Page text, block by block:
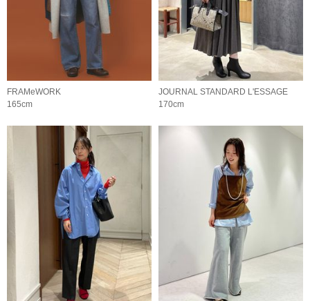
FRAMeWORK
165cm
JOURNAL STANDARD L'ESSAGE
170cm